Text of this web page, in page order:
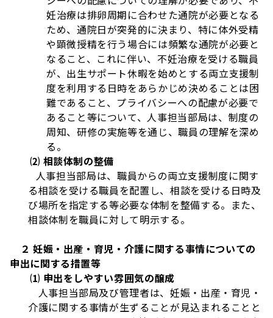
妊治療は排卵周期に合わせた通院が必要となる
ため、通院日が突発的に決まり、特に体外受精
や顕微授精を行う場合には頻繁な通院が必要と
なること、これに伴い、不妊治療を受ける職員
が、出生サポート休暇を始めとする両立支援制
度を利用する日時をあらかじめ決めることは困
難であること、プライバシーへの配慮が必要で
あること等について、人事担当部局は、制度の
周知、研修の実施等を通じ、職員の理解を深め
る。
⑵ 相談体制の整備
人事担当部局は、職員からの両立支援制度に関す
る相談を受ける職員を配置し、相談を受ける日時及
び場所を指定する等必要な体制を整備する。また、
相談体制を職員に対して明示する。
２ 妊娠・出産・育児・介護に関する事情についての
申出に関する措置等
⑴ 申出をしやすい雰囲気の醸成
人事担当部局及び管理者は、妊娠・出産・育児・
介護に関する事情が生ずることが見込まれることと